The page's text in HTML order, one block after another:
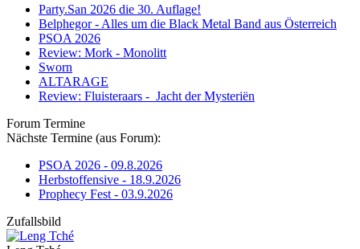
Party.San 2026 die 30. Auflage!
Belphegor - Alles um die Black Metal Band aus Österreich
PSOA 2026
Review: Mork - Monolitt
Sworn
ALTARAGE
Review: Fluisteraars - Jacht der Mysteriën
Forum Termine
Nächste Termine (aus Forum):
PSOA 2026 - 09.8.2026
Herbstoffensive - 18.9.2026
Prophecy Fest - 03.9.2026
Zufallsbild